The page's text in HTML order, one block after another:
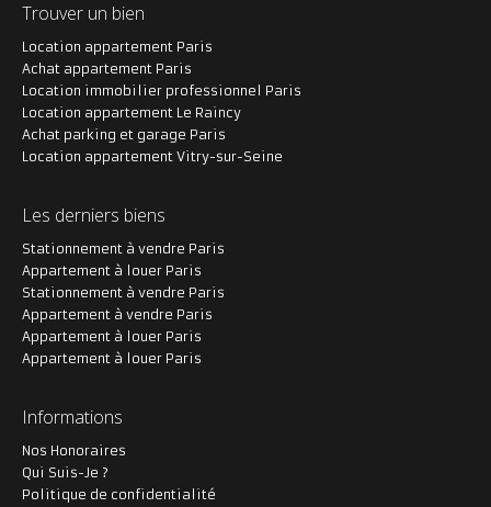
Trouver un bien
Location appartement Paris
Achat appartement Paris
Location immobilier professionnel Paris
Location appartement Le Raincy
Achat parking et garage Paris
Location appartement Vitry-sur-Seine
Les derniers biens
Stationnement à vendre Paris
Appartement à louer Paris
Stationnement à vendre Paris
Appartement à vendre Paris
Appartement à louer Paris
Appartement à louer Paris
Informations
Nos Honoraires
Qui Suis-Je ?
Politique de confidentialité